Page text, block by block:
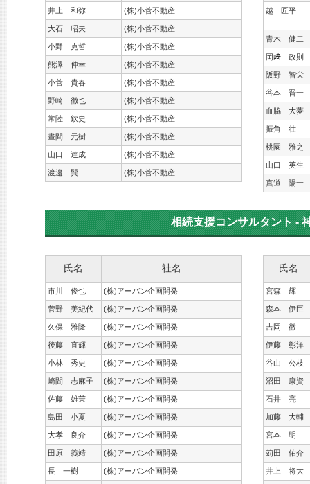
井上 和弥 (株)小菅不動産
大石 昭夫 (株)小菅不動産
小野 克哲 (株)小菅不動産
熊澤 伸幸 (株)小菅不動産
小菅 貴春 (株)小菅不動産
野崎 徹也 (株)小菅不動産
常陸 欽史 (株)小菅不動産
晝間 元樹 (株)小菅不動産
山口 達成 (株)小菅不動産
渡邉 巽 (株)小菅不動産
越 匠平
青木 健二
岡﨑 政則
阪野 智栄
谷本 晋一
血脇 大夢
振角 壮
桃園 雅之
山口 英生
真道 陽一
相続支援コンサルタント -
氏名 社名
市川 俊也 (株)アーバン企画開発
菅野 美紀代 (株)アーバン企画開発
久保 雅隆 (株)アーバン企画開発
後藤 直輝 (株)アーバン企画開発
小林 秀史 (株)アーバン企画開発
崎間 志麻子 (株)アーバン企画開発
佐藤 雄茉 (株)アーバン企画開発
島田 小夏 (株)アーバン企画開発
大孝 良介 (株)アーバン企画開発
田原 義靖 (株)アーバン企画開発
長 一樹 (株)アーバン企画開発
氏名
宮森 輝
森本 伊臣
吉岡 徹
伊藤 彰洋
谷山 公枝
沼田 康資
石井 亮
加藤 大輔
宮本 明
苅田 佑介
井上 将大